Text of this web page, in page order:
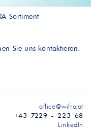
Sortiment
Sie uns kontaktieren.
office@wifra.at
+43 7229 - 223 68
LinkedIn